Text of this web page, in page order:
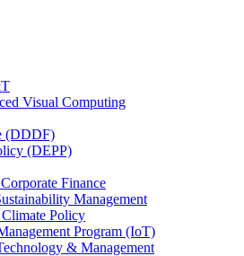
Visual Computing
(DDDF)
(DEPP)
Finance
Management
Policy
Program (IoT)
& Management